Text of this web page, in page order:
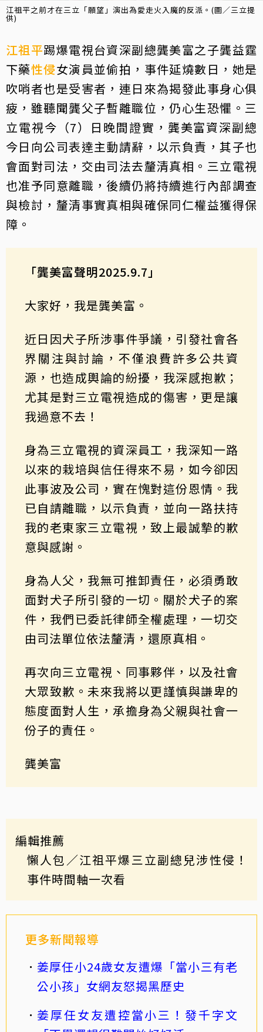
江祖平之前才在三立「願望」演出為愛走火入魔的反派。(圖／三立提
供)
江祖平踢爆電視台資深副總龔美富之子龔益霆
下藥性侵女演員並偷拍，事件延燒數日，她是
吹哨者也是受害者，連日來為揭發此事身心俱
疲，雖聽聞龔父子暫離職位，仍心生恐懼。三
立電視今（7）日晚間證實，龔美富資深副總
今日向公司表達主動請辭，以示負責，其子也
會面對司法，交由司法去釐清真相。三立電視
也准予同意離職，後續仍將持續進行內部調查
與檢討，釐清事實真相與確保同仁權益獲得保
障。
「龔美富聲明2025.9.7」
大家好，我是龔美富。
近日因犬子所涉事件爭議，引發社會各
界關注與討論，不僅浪費許多公共資
源，也造成輿論的紛擾，我深感抱歉；
尤其是對三立電視造成的傷害，更是讓
我過意不去！
身為三立電視的資深員工，我深知一路
以來的栽培與信任得來不易，如今卻因
此事波及公司，實在愧對這份恩情。我
已自請離職，以示負責，並向一路扶持
我的老東家三立電視，致上最誠摯的歉
意與感謝。
身為人父，我無可推卸責任，必須勇敢
面對犬子所引發的一切。關於犬子的案
件，我們已委託律師全權處理，一切交
由司法單位依法釐清，還原真相。
再次向三立電視、同事夥伴，以及社會
大眾致歉。未來我將以更謹慎與謙卑的
態度面對人生，承擔身為父親與社會一
份子的責任。
龔美富
編輯推薦
懶人包／江祖平爆三立副總兒涉性侵！
事件時間軸一次看
更多新聞報導
姜厚任小24歲女友遭爆「當小三有老
公小孩」女網友怒揭黑歷史
姜厚任女友遭控當小三！發千字文